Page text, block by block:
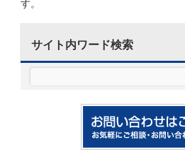
サイト内ワード検索